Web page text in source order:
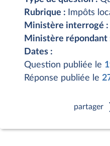
Rubrique :
Impôts
Ministère interrogé :
Ministère répondant
Dates :
Question publiée le
Réponse publiée le
partager